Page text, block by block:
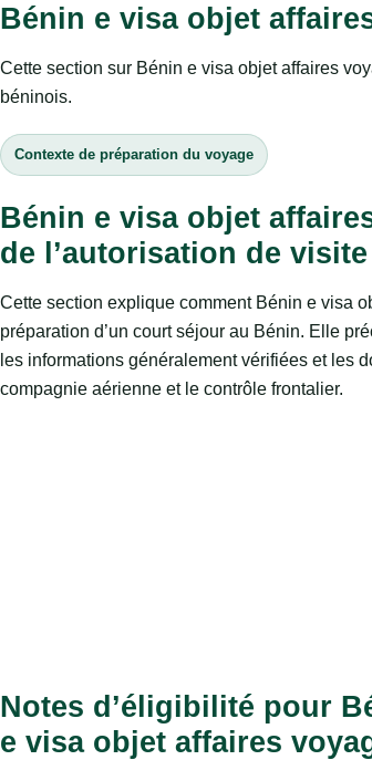
Bénin e visa objet
Cette section sur Bénin e visa objet affaires
béninois.
Contexte de préparation du voyage
Bénin e visa objet
de l’autorisation de visite
Cette section explique comment Bénin e visa
préparation d’un court séjour au Bénin. Elle
les informations généralement vérifiées et les
compagnie aérienne et le contrôle frontalier.
Notes d’éligibilité pour
e visa objet affaires